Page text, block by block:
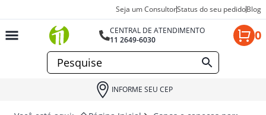
Seja um ConsultorStatus do seu pedidoBlog
CENTRAL DE ATENDIMENTO
11 2649-6030
0
INFORME SEU CEP